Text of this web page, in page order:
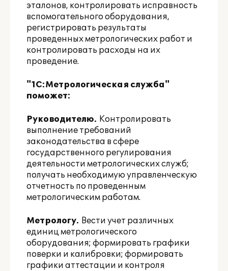
эталонов, контролировать исправность
вспомогательного оборудования,
регистрировать результаты
проведенных метрологических работ и
контролировать расходы на их
проведение.
"1С:Метрологическая служба"
поможет:
Руководителю. Контролировать
выполнение требований
законодательства в сфере
государственного регулирования
деятельности метрологических служб;
получать необходимую управленческую
отчетность по проведенным
метрологическим работам.
Метрологу. Вести учет различных
единиц метрологического
оборудования; формировать графики
поверки и калибровки; формировать
графики аттестации и контроля